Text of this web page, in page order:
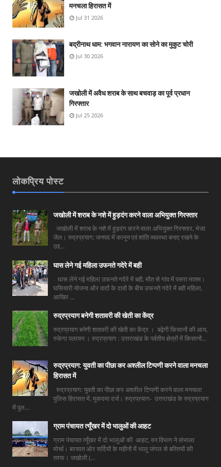
मनचला हिरासत में
Jul 31 2026
बद्रीनाथ धाम: भगवान नारायण का सोने का मुकुट चोरी
Jul 30 2026
जखोली में अवैध शराब के साथ बचवाड़ का पूर्व प्रधान
गिरफ्तार
Jul 25 2026
लोकप्रिय पोस्ट
जखोली में शराब के नशे में हुड़दंग करने वाला अभियुक्त गिरफ्तार
जखोली में शराब के नशे में हुड़दंग करने वाला अभियुक्त गिरफ्तार, भेजा
जेल। रुद्रप्रयाग: जनपद में कानून एवं शांति व्यवस्था बनाए रखने के
उद्द...
घास लेने गई महिला उफनते गदेरे में बही
घास लेने गई महिला उफनते गदेरे में बही, मौत से गांव में पसरा मातम।
घसियारी योजना और वादों के दावों के बीच उफनते गदेरे में बही महिला,
आखिर ...
रुद्रप्रयाग बनेगी शतावरी की खेती का केंद्र
रुद्रप्रयाग बनेगी शतावरी की खेती का केंद्र । बढ़ेगी किसानों की आय,
रुकेगा पलायन । रुद्रप्रयाग : उत्तराखंड के पर्वतीय क्षेत्रों में किसानों...
रुद्रप्रयाग: युवती का पीछा कर अश्लील टिप्पणी करने वाला मनचला
हिरासत में
रुद्रप्रयाग: युवती का पीछा कर अश्लील टिप्पणी करने वाला मनचला
पुलिस हिरासत में, मुकदमा दर्ज। रुद्रप्रयाग- उत्तराखंड के रुद्रप्रयाग
में पुल...
ग्राम पंचायत त्यूँखर में दो भालुओं की आहट
ग्राम पंचायत त्यूँखर में दो भालुओं की आहट, वन विभाग ने संभाला
मोर्चा। बरसात ओर सर्दियों के महीनों में भालू जंगल से बस्तियों की
तरफ। जखोली (...